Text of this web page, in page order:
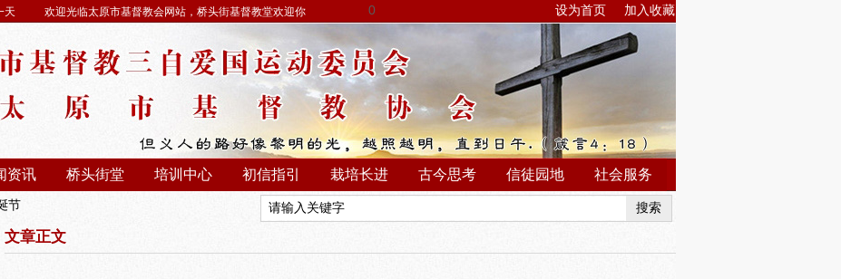
0 设为首页 加入收藏
天 欢迎光临太原市基督教会网站，桥头街基督教堂欢迎你
资讯 桥头街堂 培训中心 初信指引 栽培长进 古今思考 信徒园地 社会服务
搜索
节
文章正文